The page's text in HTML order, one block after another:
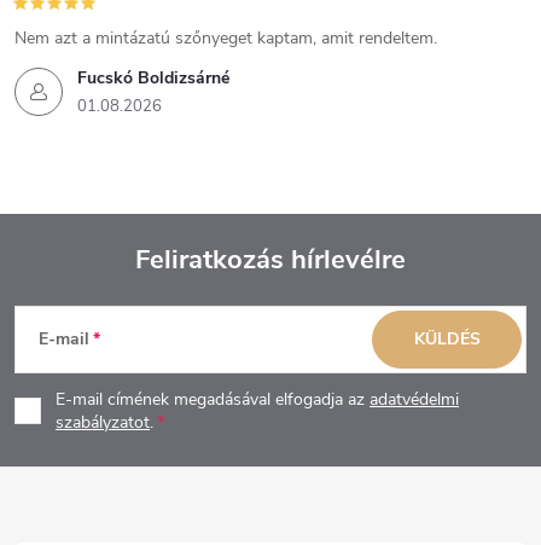
Fucskó Boldizsárné
01.08.2026
Nem azt a mintázatú szőnyeget kaptam, amit rendeltem.
L
á
b
Feliratkozás hírlevélre
E-mail
E-mail címének megadásával elfogadja az adatvédelmi
szabályzatot.
KÜLDÉS